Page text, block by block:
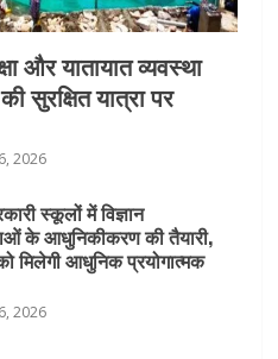
और यातायात व्यवस्था
सुरक्षित यात्रा पर
2026
स्कूलों में विज्ञान
के आधुनिकीकरण की तैयारी,
को मिलेगी आधुनिक प्रयोगात्मक
2026